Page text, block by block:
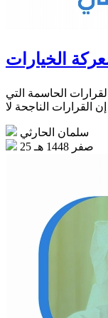
الخيارات
الحاسمة التي
سلمان الحارثي
25 صفر 1448 هـ